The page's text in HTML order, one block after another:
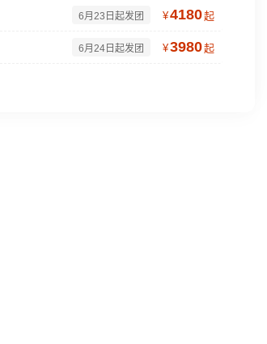
6月23日起发团 ¥4180起
6月24日起发团 ¥3980起